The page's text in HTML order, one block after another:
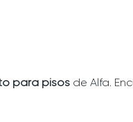
para pisos de Alfa.